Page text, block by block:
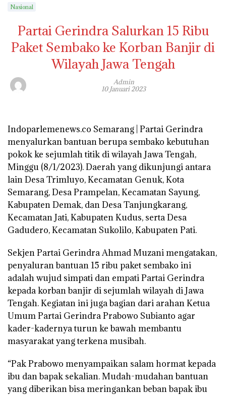
Nasional
Partai Gerindra Salurkan 15 Ribu
Paket Sembako ke Korban Banjir di
Wilayah Jawa Tengah
Admin
10 Januari 2023
Indoparlemenews.co Semarang | Partai Gerindra
menyalurkan bantuan berupa sembako kebutuhan
pokok ke sejumlah titik di wilayah Jawa Tengah,
Minggu (8/1/2023). Daerah yang dikunjungi antara
lain Desa Trimluyo, Kecamatan Genuk, Kota
Semarang, Desa Prampelan, Kecamatan Sayung,
Kabupaten Demak, dan Desa Tanjungkarang,
Kecamatan Jati, Kabupaten Kudus, serta Desa
Gadudero, Kecamatan Sukolilo, Kabupaten Pati.
Sekjen Partai Gerindra Ahmad Muzani mengatakan,
penyaluran bantuan 15 ribu paket sembako ini
adalah wujud simpati dan empati Partai Gerindra
kepada korban banjir di sejumlah wilayah di Jawa
Tengah. Kegiatan ini juga bagian dari arahan Ketua
Umum Partai Gerindra Prabowo Subianto agar
kader-kadernya turun ke bawah membantu
masyarakat yang terkena musibah.
“Pak Prabowo menyampaikan salam hormat kepada
ibu dan bapak sekalian. Mudah-mudahan bantuan
yang diberikan bisa meringankan beban bapak ibu